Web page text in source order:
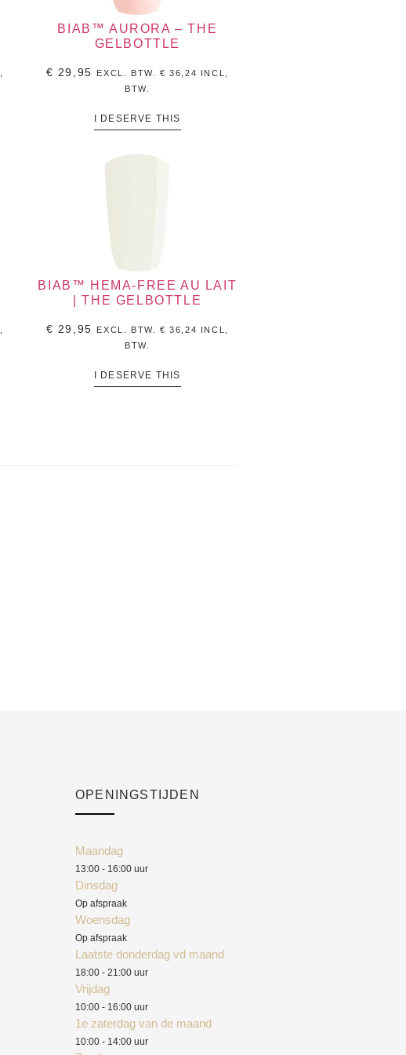
BIAB™ AURORA – THE
GELBOTTLE
€ 29,95 EXCL. BTW.€ 36,24 INCL,
BTW.
I DESERVE THIS
BIAB™ HEMA-FREE AU LAIT
| THE GELBOTTLE
€ 29,95 EXCL. BTW.€ 36,24 INCL,
BTW.
I DESERVE THIS
OPENINGSTIJDEN
Maandag
13:00 - 16:00 uur
Dinsdag
Op afspraak
Woensdag
Op afspraak
Laatste donderdag vd maand
18:00 - 21:00 uur
Vrijdag
10:00 - 16:00 uur
1e zaterdag van de maand
10:00 - 14:00 uur